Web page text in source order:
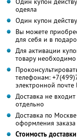
одеяла
Один купон
Вы можете
для себя и в
Для активации
товару необходимо
телефонам:
электронной
Доставка не
отдельно
Доставка по
оформления заказа
Стоимость